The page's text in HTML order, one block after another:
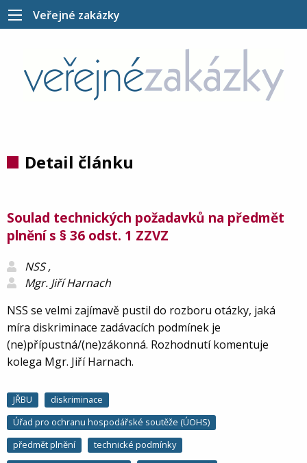
Veřejné zakázky
Detail článku
Soulad technických požadavků na předmět
plnění s § 36 odst. 1 ZZVZ
NSS ,
Mgr. Jiří Harnach
NSS se velmi zajímavě pustil do rozboru otázky, jaká
míra diskriminace zadávacích podmínek je
(ne)přípustná/(ne)zákonná. Rozhodnutí komentuje
kolega Mgr. Jiří Harnach.
JŘBU
diskriminace
Úřad pro ochranu hospodářské soutěže (ÚOHS)
předmět plnění
technické podmínky